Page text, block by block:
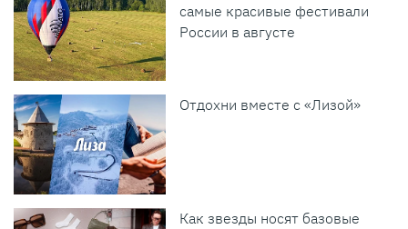
самые красивые фестивали
России в августе
Отдохни вместе с «Лизой»
Как звезды носят базовые